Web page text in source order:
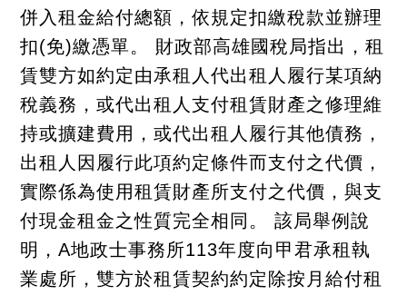
併入租金給付總額，依規定扣繳稅款並辦理
扣(免)繳憑單。 財政部高雄國稅局指出，租
賃雙方如約定由承租人代出租人履行某項納
稅義務，或代出租人支付租賃財產之修理維
持或擴建費用，或代出租人履行其他債務，
出租人因履行此項約定條件而支付之代價，
實際係為使用租賃財產所支付之代價，與支
付現金租金之性質完全相同。 該局舉例說
明，A地政士事務所113年度向甲君承租執
業處所，雙方於租賃契約約定除按月給付租